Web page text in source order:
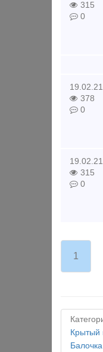
315
0
19.02.21
378
0
19.02.21
315
0
1
Крытый